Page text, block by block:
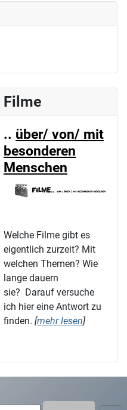
Filme
.. über/ von/ mit
besonderen
Menschen
Welche Filme gibt es
eigentlich zurzeit? Mit
welchen Themen? Wie
lange dauern
sie? Darauf versuche
ich hier eine Antwort zu
finden. [mehr lesen]